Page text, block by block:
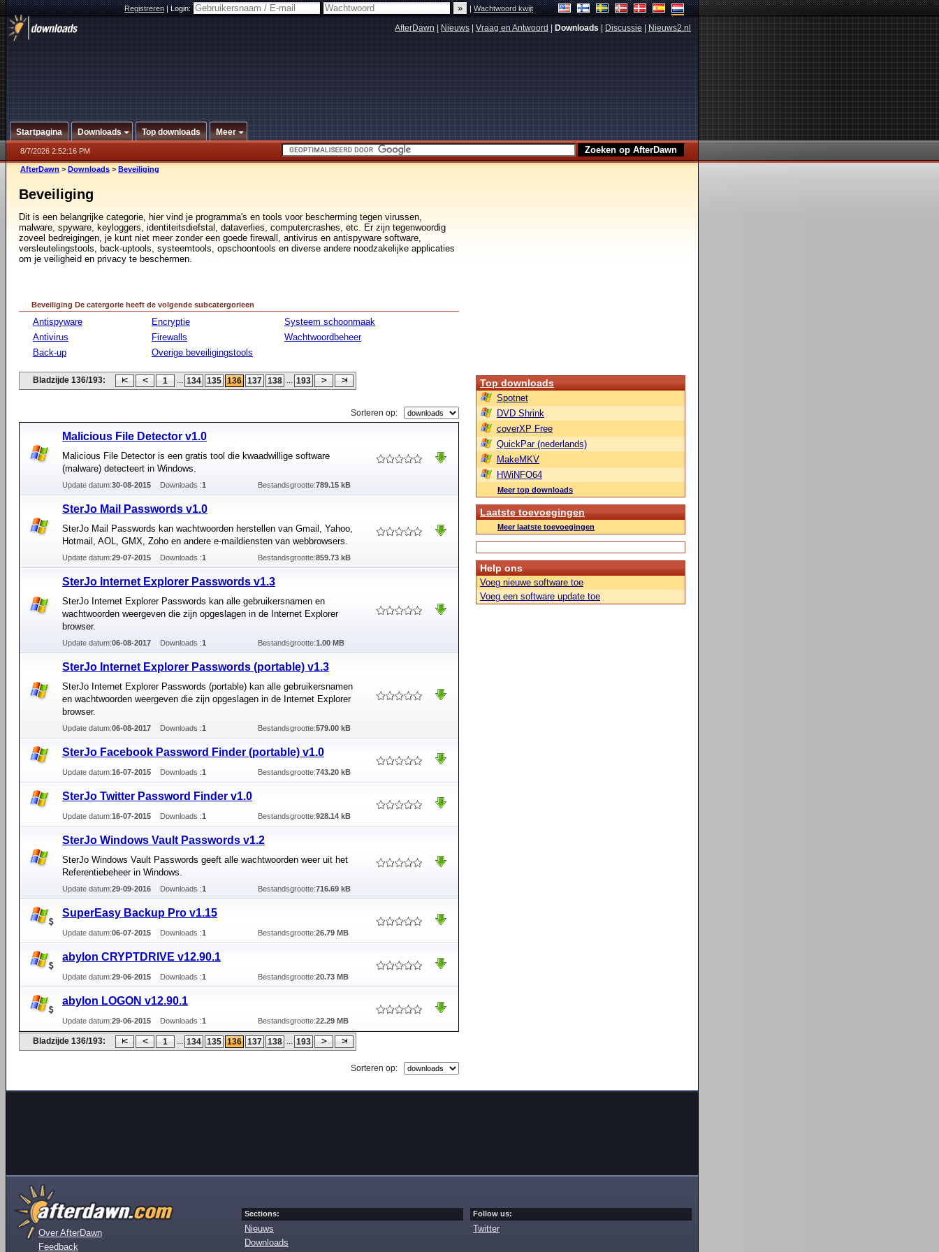
Registreren|Login: |Wachtwoord kwijt
AfterDawn Nieuws Vraag en Antwoord Downloads Discussie Nieuws2.nl
Startpagina Downloads Top downloads Meer
8/7/2026 2:52:16 PM
AfterDawn > Downloads > Beveiliging
Beveiliging
Dit is een belangrijke categorie, hier vind je programma's en tools voor bescherming tegen virussen,
malware, spyware, keyloggers, identiteitsdiefstal, dataverlies, computercrashes, etc. Er zijn tegenwoordig
zoveel bedreigingen, je kunt niet meer zonder een goede firewall, antivirus en antispyware software,
versleutelingstools, back-uptools, systeemtools, opschoontools en diverse andere noodzakelijke applicaties
om je veiligheid en privacy te beschermen.
Beveiliging De catergorie heeft de volgende subcatergorieen
Antispyware
Antivirus
Back-up
Encryptie
Firewalls
Overige beveiligingstools
Systeem schoonmaak
Wachtwoordbeheer
Bladzijde 136/193: 1 ... 134 135 136 137 138 ... 193
Sorteren op:
Malicious File Detector v1.0
Malicious File Detector is een gratis tool die kwaadwillige software
(malware) detecteert in Windows.
Update datum:30-08-2015 Downloads :1 Bestandsgrootte:789.15 kB
SterJo Mail Passwords v1.0
SterJo Mail Passwords kan wachtwoorden herstellen van Gmail, Yahoo,
Hotmail, AOL, GMX, Zoho en andere e-maildiensten van webbrowsers.
Update datum:29-07-2015 Downloads :1 Bestandsgrootte:859.73 kB
SterJo Internet Explorer Passwords v1.3
SterJo Internet Explorer Passwords kan alle gebruikersnamen en
wachtwoorden weergeven die zijn opgeslagen in de Internet Explorer
browser.
Update datum:06-08-2017 Downloads :1 Bestandsgrootte:1.00 MB
SterJo Internet Explorer Passwords (portable) v1.3
SterJo Internet Explorer Passwords (portable) kan alle gebruikersnamen
en wachtwoorden weergeven die zijn opgeslagen in de Internet Explorer
browser.
Update datum:06-08-2017 Downloads :1 Bestandsgrootte:579.00 kB
SterJo Facebook Password Finder (portable) v1.0
Update datum:16-07-2015 Downloads :1 Bestandsgrootte:743.20 kB
SterJo Twitter Password Finder v1.0
Update datum:16-07-2015 Downloads :1 Bestandsgrootte:928.14 kB
SterJo Windows Vault Passwords v1.2
SterJo Windows Vault Passwords geeft alle wachtwoorden weer uit het
Referentiebeheer in Windows.
Update datum:29-09-2016 Downloads :1 Bestandsgrootte:716.69 kB
SuperEasy Backup Pro v1.15
Update datum:06-07-2015 Downloads :1 Bestandsgrootte:26.79 MB
abylon CRYPTDRIVE v12.90.1
Update datum:29-06-2015 Downloads :1 Bestandsgrootte:20.73 MB
abylon LOGON v12.90.1
Update datum:29-06-2015 Downloads :1 Bestandsgrootte:22.29 MB
Bladzijde 136/193: 1 ... 134 135 136 137 138 ... 193
Sorteren op:
Top downloads
Spotnet
DVD Shrink
coverXP Free
QuickPar (nederlands)
MakeMKV
HWiNFO64
Meer top downloads
Laatste toevoegingen
Meer laatste toevoegingen
Help ons
Voeg nieuwe software toe
Voeg een software update toe
Over AfterDawn
Feedback
Sections:
Nieuws
Downloads
Follow us:
Twitter